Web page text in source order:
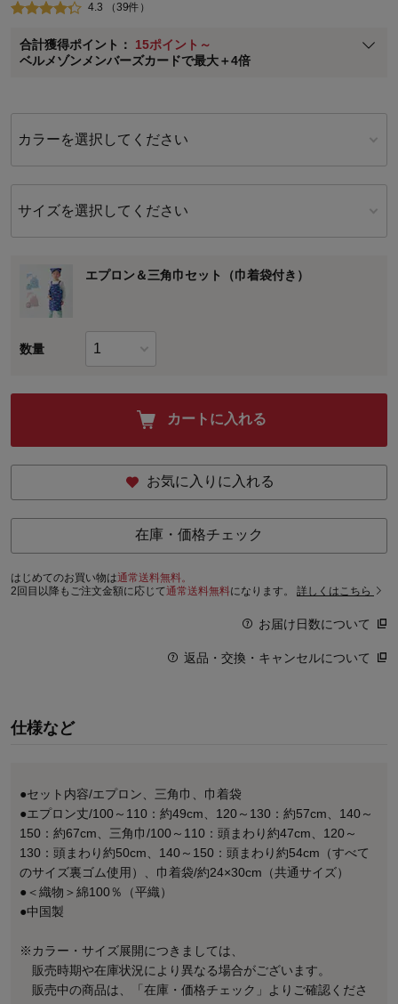
4.3 （39件）
合計獲得ポイント： 15ポイント～
ベルメゾンメンバーズカードで最大＋4倍
※メンバーズカードの加算ポイントはステージ倍率適用前の基本ポイント
に対して適用されます。
カラーを選択してください
サイズを選択してください
エプロン＆三角巾セット（巾着袋付き）
数量
カートに入れる
お気に入りに入れる
在庫・価格チェック
はじめてのお買い物は通常送料無料。
2回目以降もご注文金額に応じて通常送料無料になります。 詳しくはこちら
お届け日数について
返品・交換・キャンセルについて
仕様など
●セット内容/エプロン、三角巾、巾着袋
●エプロン丈/100～110：約49cm、120～130：約57cm、140～
150：約67cm、三角巾/100～110：頭まわり約47cm、120～
130：頭まわり約50cm、140～150：頭まわり約54cm（すべて
のサイズ裏ゴム使用）、巾着袋/約24×30cm（共通サイズ）
●＜織物＞綿100％（平織）
●中国製
※カラー・サイズ展開につきましては、
販売時期や在庫状況により異なる場合がございます。
販売中の商品は、「在庫・価格チェック」よりご確認くださ